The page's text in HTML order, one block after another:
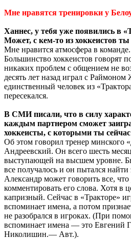
Мне нравятся тренировки у
Ханнес, у тебя уже появились в
Может, с кем-то из хоккеистов
Мне нравится атмосфера в
Большинство хоккеистов говорят
никаких проблем с общением не
десять лет назад играл с
единственный человек из
пересекался.
В СМИ писали, что в силу
каждым партнером сможет
хоккеисты, с которыми ты
Об этом говорил тренер минского
Андреевский. Он всего шесть
выступающей на высшем уровне.
все получалось и он пытался
Александр может говорить все,
комментировать его слова. Хотя в
капризный. Сейчас в «Тракторе»
вспоминает имена, а потом
не разобрался в игроках. (При
вспоминает имена — это Евгений
Николишин.— Авт.).